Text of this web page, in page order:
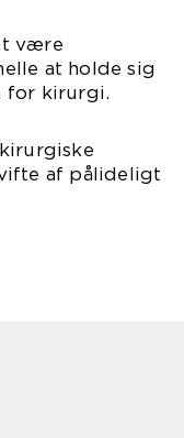
være
at holde sig
for kirurgi.
af pålideligt